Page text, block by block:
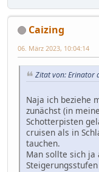
Caizing
06. März 2023, 10:04:14
Zitat von: Erinator
Naja ich beziehe
zunächst (in
Schotterpisten
cruisen als in
tauchen.
Man sollte sich ja